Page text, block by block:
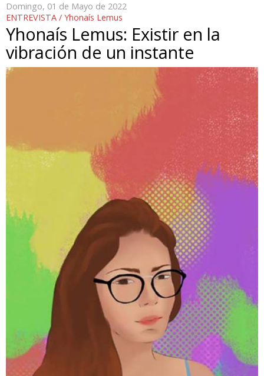
Domingo, 01 de Mayo de 2022
ENTREVISTA / Yhonaís Lemus
Yhonaís Lemus: Existir en la
vibración de un instante